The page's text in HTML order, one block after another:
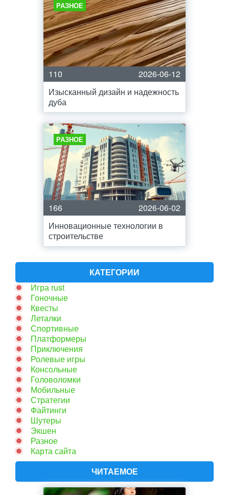
РАЗНОЕ
110
2026-06-12
Изысканный дизайн и надежность
дуба
РАЗНОЕ
166
2026-06-02
Инновационные технологии в
строительстве
КАТЕГОРИИ
Игра rust
Гоночные
Квесты
Леталки
Спортивные
Платформеры
Приключения
Ролевые игры
Консольные
Головоломки
Мобильные
Стратегии
Файтинги
Шутеры
Экшен
Разное
Карта сайта
ЧИТАЕМОЕ